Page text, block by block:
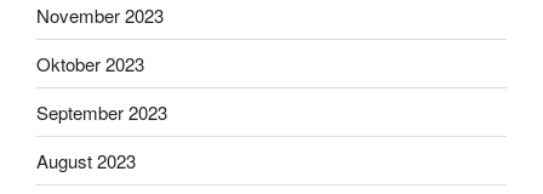
November 2023
Oktober 2023
September 2023
August 2023